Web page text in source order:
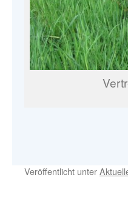
Veröffentlicht unter